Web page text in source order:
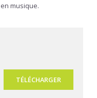
musique.
TÉLÉCHARGER